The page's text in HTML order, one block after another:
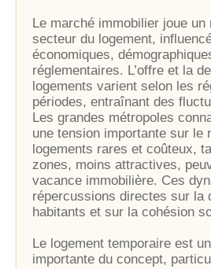
Le marché immobilier joue
secteur du logement,
économiques,
réglementaires. L’offre et la
logements varient selon les
périodes, entraînant des
Les grandes métropoles
une tension importante sur le
logements rares et coûteux,
zones, moins attractives,
vacance immobilière. Ces
répercussions directes sur la
habitants et sur la cohésion
Le logement temporaire est
importante du concept,